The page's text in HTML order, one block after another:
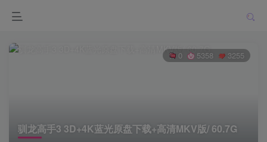
驯龙高手3 3D+4K蓝光原盘下载+高清MKV版/ 60.7G
0 5358 3255